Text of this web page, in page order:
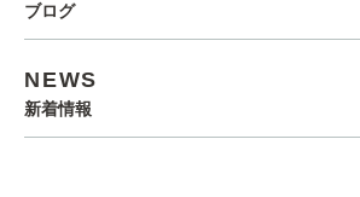
ブログ
NEWS
新着情報